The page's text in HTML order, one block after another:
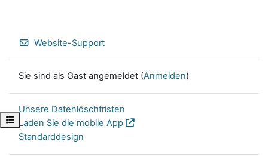
Kursindex öffnen
Website-Support
Sie sind als Gast angemeldet (Anmelden)
Unsere Datenlöschfristen
Laden Sie die mobile App
Standarddesign